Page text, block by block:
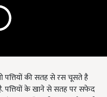
पत्तियों की सतह से रस चूसते है
पत्तियों के खाने से सतह पर सफेद